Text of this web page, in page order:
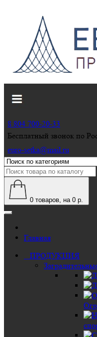
8 804 700-20-33
Бесплатный звонок по
euro-setka@mail.ru
0 товаров, на 0 р.
Главная
ПРОДУКЦИЯ